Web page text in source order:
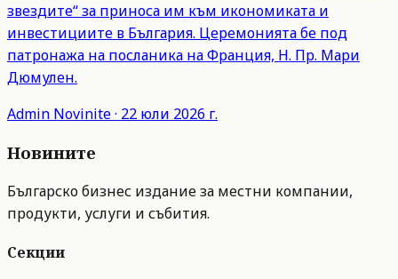
звездите“ за приноса им към икономиката и
инвестициите в България. Церемонията бе под
патронажа на посланика на Франция, Н. Пр. Мари
Дюмулен.
Admin Novinite· 22 юли 2026 г.
Новините
Българско бизнес издание за местни компании,
продукти, услуги и събития.
Секции